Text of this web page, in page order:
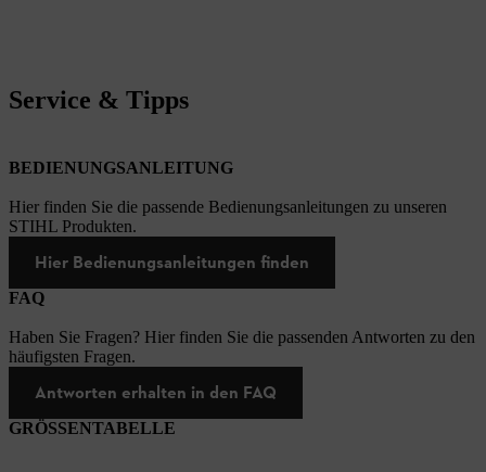
Service & Tipps
BEDIENUNGSANLEITUNG
Hier finden Sie die passende Bedienungsanleitungen zu unseren
STIHL Produkten.
Hier Bedienungsanleitungen finden
FAQ
Haben Sie Fragen? Hier finden Sie die passenden Antworten zu den
häufigsten Fragen.
Antworten erhalten in den FAQ
GRÖSSENTABELLE